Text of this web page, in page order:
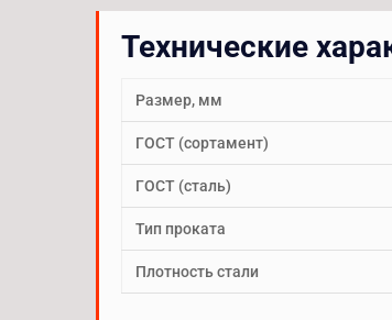
Технические
Размер, мм
ГОСТ (сортамент)
ГОСТ (сталь)
Тип проката
Плотность стали